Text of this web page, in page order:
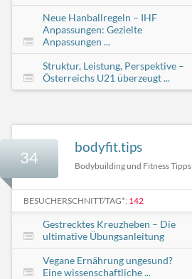
Neue Hanballregeln – IHF
Anpassungen: Gezielte
Anpassungen ...
Struktur, Leistung, Perspektive –
Österreichs U21 überzeugt ...
34
bodyfit.tips
Bodybuilding und Fitness Tipps
BESUCHERSCHNITT/TAG*: 142
Gestrecktes Kreuzheben – Die
ultimative Übungsanleitung
Vegane Ernährung ungesund?
Eine wissenschaftliche ...